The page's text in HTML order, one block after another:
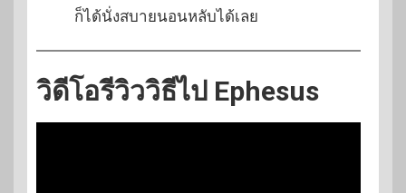
ก็ได้นั่งสบายนอนหลับได้เลย
วิดีโอรีวิววิธีไป Ephesus